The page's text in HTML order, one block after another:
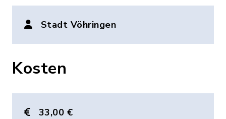
Stadt Vöhringen
Kosten
33,00 €